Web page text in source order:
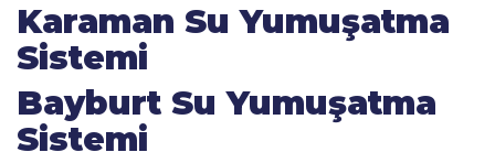
Karaman Su Yumuşatma
Sistemi
Bayburt Su Yumuşatma
Sistemi